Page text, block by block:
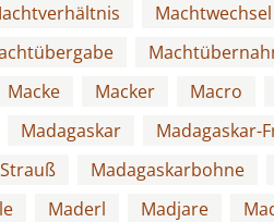
Machtwechsel
Macke Macker Macro
Madagaskar
Madagaskar-
Madagaskarbohne
Maderl Madjare